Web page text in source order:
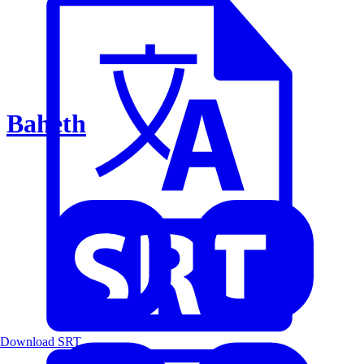
Baheth
Download SRT